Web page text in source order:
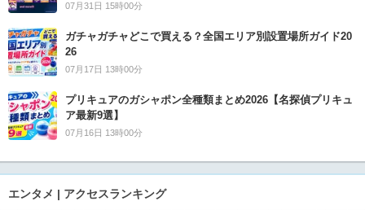
07月31日 15時00分
ガチャガチャどこで買える？全国エリア別設置場所ガイド20
26
07月17日 13時00分
プリキュアのガシャポン全種類まとめ2026【名探偵プリキュ
ア最新9選】
07月16日 13時00分
エンタメ | アクセスランキング